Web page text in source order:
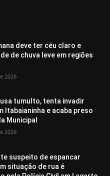
deve ter céu claro e
de chuva leve em regiões
2026
tumulto, tenta invadir
Itabaianinha e acaba preso
Municipal
2026
suspeito de espancar
situação de rua é